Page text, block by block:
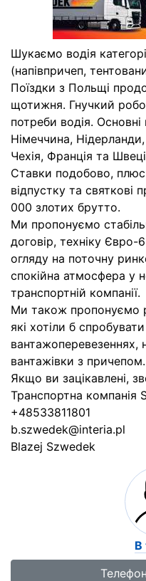
Шукаємо водія
(напівпричеп,
Поїздки з Польщі
щотижня. Гнучкий
потреби водія.
Німеччина,
Чехія, Франція та
Ставки подобово, плюс
відпустку та святкові
000 злотих брутто.
Ми пропонуємо
договір, техніку Євро-
огляду на поточну
спокійна атмосфера у
транспортній компанії.
Ми також пропонуємо
які хотіли б
вантажоперевезеннях,
вантажівки з причепом.
Якщо ви зацікавлені,
Транспортна компанія
+48533811801
b.szwedek@interia.pl
Blazej Szwedek
В